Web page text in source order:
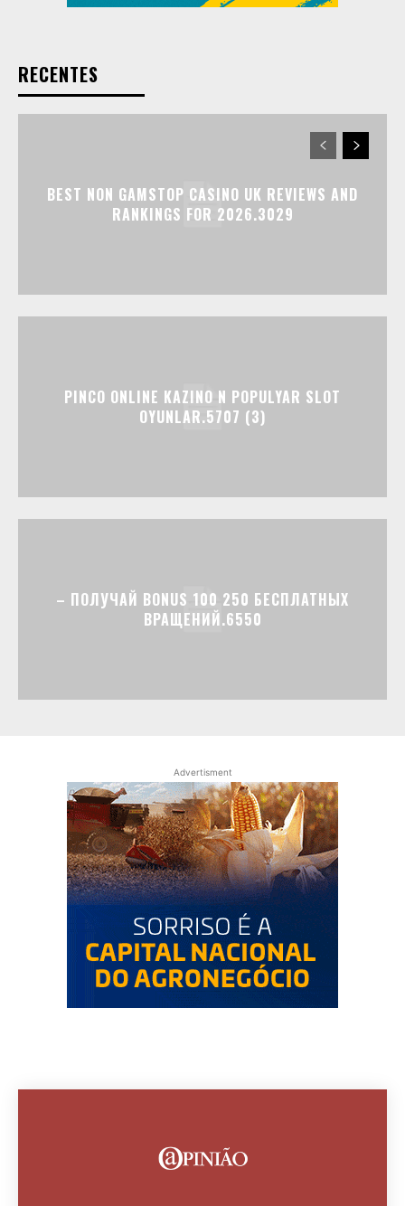
RECENTES
BEST NON GAMSTOP CASINO UK REVIEWS AND
RANKINGS FOR 2026.3029
PINCO ONLINE KAZINO N POPULYAR SLOT
OYUNLAR.5707 (3)
– ПОЛУЧАЙ BONUS 100 250 БЕСПЛАТНЫХ
ВРАЩЕНИЙ.6550
Advertisment